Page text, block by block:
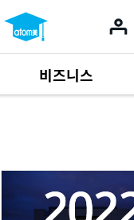
비즈니스
사업 자료165